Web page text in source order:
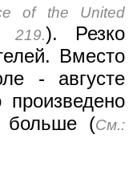
of the United
219.). Резко
Вместо
- августе
больше (См.: